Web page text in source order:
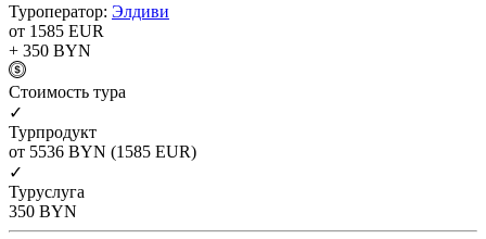
Туроператор: Элдиви
от 1585 EUR
+ 350 BYN
Cтоимость тура
✓
Турпродукт
от 5536 BYN (1585 EUR)
✓
Туруслуга
350 BYN